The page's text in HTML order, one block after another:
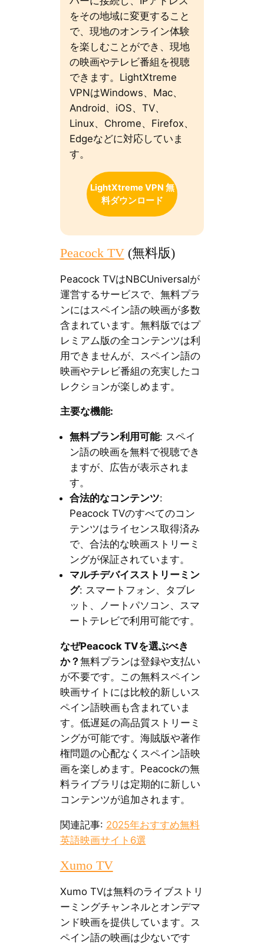
をその地域に変更すること
で、現地のオンライン体験
を楽しむことができ、現地
の映画やテレビ番組を視聴
できます。LightXtreme
VPNはWindows、Mac、
Android、iOS、TV、
Linux、Chrome、Firefox、
Edgeなどに対応していま
す。
LightXtreme VPN 無
料ダウンロード
Peacock TV(無料版)
Peacock TVはNBCUniversalが
運営するサービスで、無料プラ
ンにはスペイン語の映画が多数
含まれています。無料版ではプ
レミアム版の全コンテンツは利
用できませんが、スペイン語の
映画やテレビ番組の充実したコ
レクションが楽しめます。
主要な機能:
無料プラン利用可能: スペイ
ン語の映画を無料で視聴でき
ますが、広告が表示されま
す。
合法的なコンテンツ:
Peacock TVのすべてのコン
テンツはライセンス取得済み
で、合法的な映画ストリーミ
ングが保証されています。
マルチデバイスストリーミン
グ: スマートフォン、タブレ
ット、ノートパソコン、スマ
ートテレビで利用可能です。
なぜPeacock TVを選ぶべき
か？ 無料プランは登録や支払い
が不要です。この無料スペイン
映画サイトには比較的新しいス
ペイン語映画も含まれていま
す。低遅延の高品質ストリーミ
ングが可能です。海賊版や著作
権問題の心配なくスペイン語映
画を楽しめます。Peacockの無
料ライブラリは定期的に新しい
コンテンツが追加されます。
関連記事: 2025年おすすめ無料
英語映画サイト6選
Xumo TV
Xumo TVは無料のライブストリ
ーミングチャンネルとオンデマ
ンド映画を提供しています。ス
ペイン語の映画は少ないです